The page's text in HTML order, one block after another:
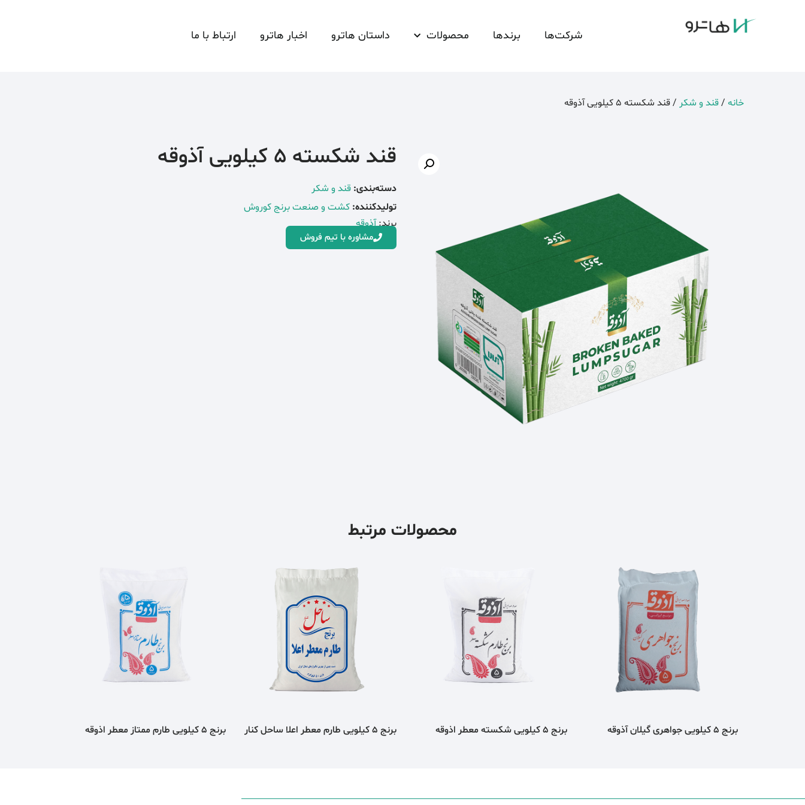
شرکت‌ها برندها محصولات داستان هاترو اخبار هاترو ارتباط با ما
خانه /قند و شکر / قند شکسته 5 کیلویی آذوقه
قند شکسته 5 کیلویی آذوقه
دسته‌بندی: قند و شکر
تولیدکننده: کشت و صنعت برنج کوروش
برند:آذوقه
مشاوره با تیم فروش
محصولات مرتبط
برنج 5 کیلویی جواهری گیلان آذوقه برنج 5 کیلویی شکسته معطر اذوقه برنج 5 کیلویی طارم معطر اعلا ساحل کنار برنج 5 کیلویی طارم ممتاز معطر اذوقه